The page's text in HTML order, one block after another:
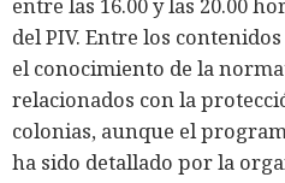
entre las 16.00 y las 20.00
del PIV. Entre los
el conocimiento de la
relacionados con la
colonias, aunque el
ha sido detallado por la